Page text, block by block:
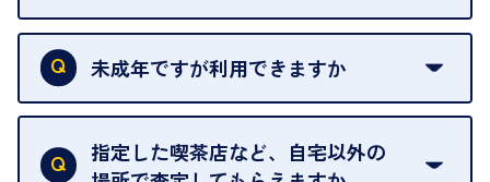
本人確認書類をご用意ください。ご利用になれる書
類はこちらをご確認ください。
未成年ですが利用できますか
18歳未満の方は、保護者の同意があってもご利用い
ただけません。
指定した喫茶店など、自宅以外の